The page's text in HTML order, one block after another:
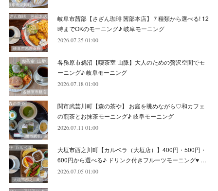
(8)
(4)
(6)
(7)
(9)
(2)
(5)
(1)
(8)
(4)
(7)
(5)
(4)
(4)
(10)
(10)
(6)
(8)
(7)
(6)
(5)
(6)
(8)
(8)
(8)
(8)
(8)
(9)
(9)
(9)
(7)
(11)
(10)
(12)
(16)
(9)
(13)
(8)
(6)
(12)
(6)
岐阜市茜部【さざん珈琲 茜部本店】７種類から選べる! 12
時までOKのモーニング♪ 岐阜モーニング
2026.07.25 01:00
各務原市鵜沼【喫茶室 山脈】大人のための贅沢空間でモ
ーニング♪ 岐阜モーニング
2026.07.18 01:00
関市武芸川町【森の茶や】 お庭を眺めながら♡和カフェ
の煎茶とお抹茶モーニング♪ 岐阜モーニング
2026.07.11 01:00
大垣市西之川町【カルベラ（大垣店）】400円・500円・
600円から選べる♪ ドリンク付きフルーツモーニング♥ …
2026.07.05 01:00